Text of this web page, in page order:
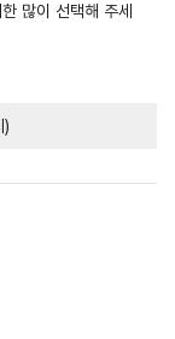
많이 선택해 주세
)